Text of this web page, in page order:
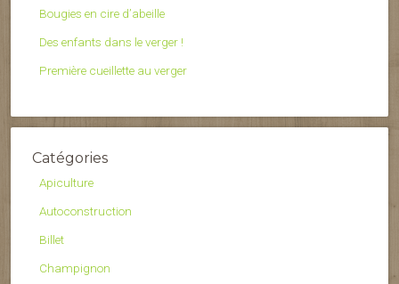
Bougies en cire d’abeille
Des enfants dans le verger !
Première cueillette au verger
Catégories
Apiculture
Autoconstruction
Billet
Champignon